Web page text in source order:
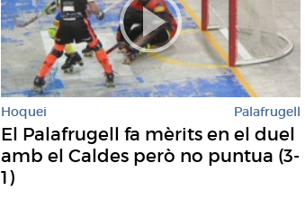
Hoquei Palafrugell
El Palafrugell fa mèrits en el duel
amb el Caldes però no puntua (3-
1)